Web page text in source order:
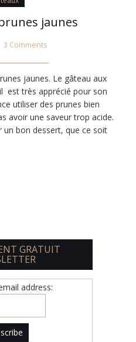
jaunes
3 Comments
jaunes. Le gâteau aux
est très apprécié pour son
utiliser des prunes bien
avoir une saveur trop acide.
bon dessert, que ce soit
GRATUIT
address: